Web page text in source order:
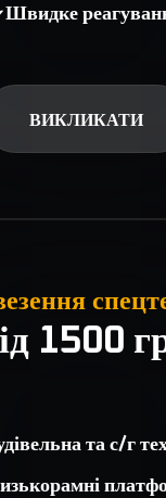
Швидке
ВИКЛИКАТИ
1500
та с/г